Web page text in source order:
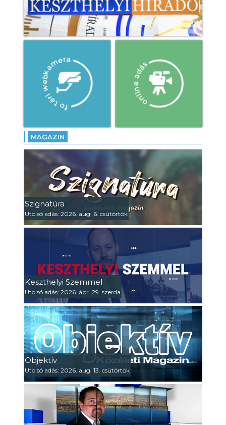
MAGAZIN
Szignatúra
Utolsó adás: 2026. aug. 6. csütörtök
Keszthelyi Szemmel
Utolsó adás: 2026. ápr. 29. szerda
Objektív
Utolsó adás: 2026. aug. 13. csütörtök